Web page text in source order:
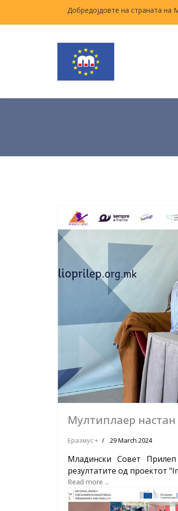
Добредојдовте на страната на
Мултиплаер
Еразмус + 29 March 2024
Младински Совет
резултатите од проектот
Read more ...